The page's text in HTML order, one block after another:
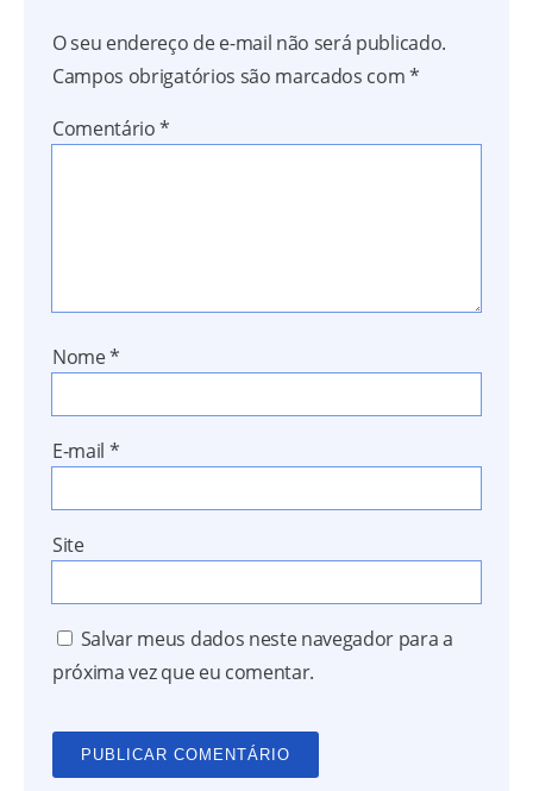
O seu endereço de e-mail não será publicado.
Campos obrigatórios são marcados com*
Comentário*
Nome*
E-mail *
Site
Salvar meus dados neste navegador para a
próxima vez que eu comentar.